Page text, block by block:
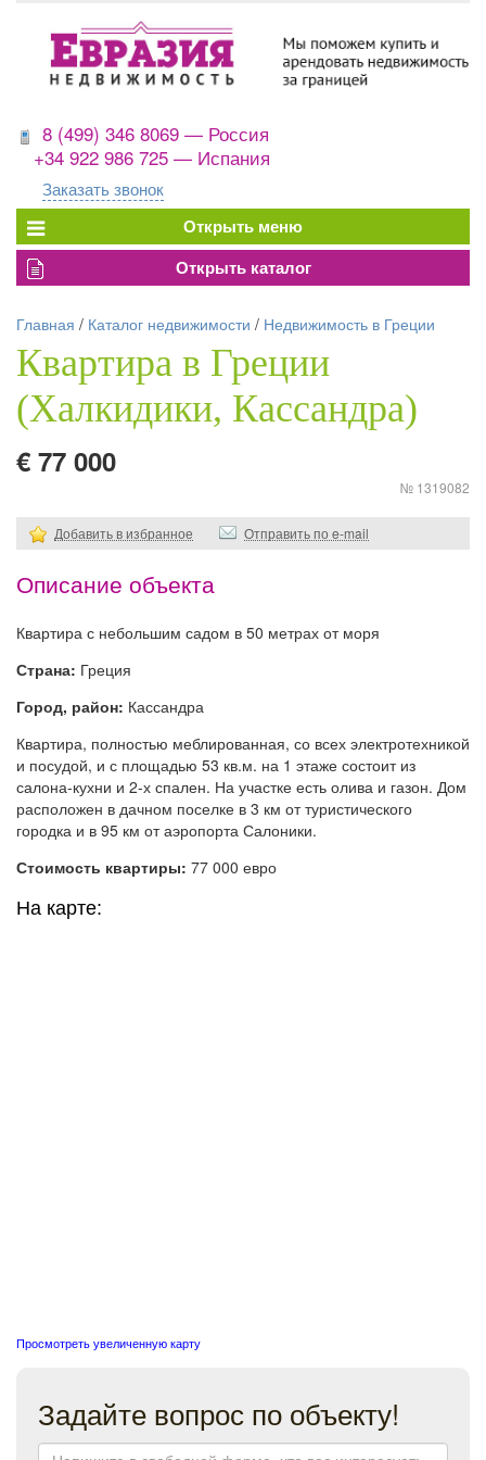
8 (499) 346 8069 — Россия
+34 922 986 725 — Испания
Заказать звонок
Главная / Каталог недвижимости / Недвижимость в Греции
Квартира в Греции
(Халкидики, Кассандра)
€ 77 000
№ 1319082
Добавить в избранное Отправить по e-mail
Описание объекта
Квартира с небольшим садом в 50 метрах от моря
Страна: Греция
Город, район: Кассандра
Квартира, полностью меблированная, со всех электротехникой
и посудой, и с площадью 53 кв.м. на 1 этаже состоит из
салона-кухни и 2-х спален. На участке есть олива и газон. Дом
расположен в дачном поселке в 3 км от туристического
городка и в 95 км от аэропорта Салоники.
Стоимость квартиры: 77 000 евро
На карте:
Просмотреть увеличенную карту
Задайте вопрос по объекту!